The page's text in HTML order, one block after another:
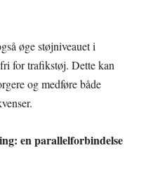
øge støjniveauet i
for trafikstøj. Dette kan
og medføre både
en parallelforbindelse